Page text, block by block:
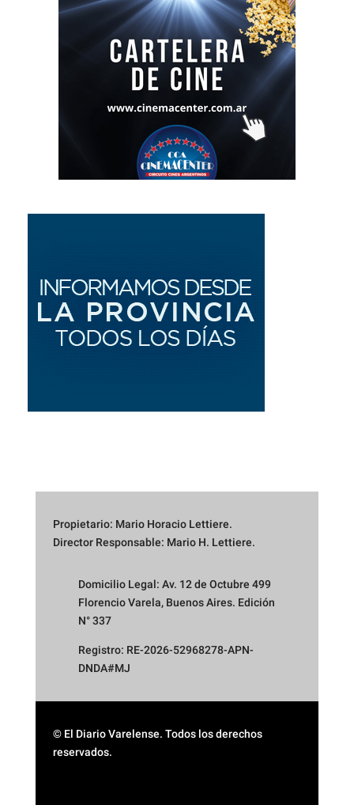
Propietario: Mario Horacio Lettiere.
Director Responsable: Mario H. Lettiere.
Domicilio Legal: Av. 12 de Octubre 499
Florencio Varela, Buenos Aires. Edición
N° 337
Registro: RE-2026-52968278-APN-
DNDA#MJ
© El Diario Varelense. Todos los derechos
reservados.